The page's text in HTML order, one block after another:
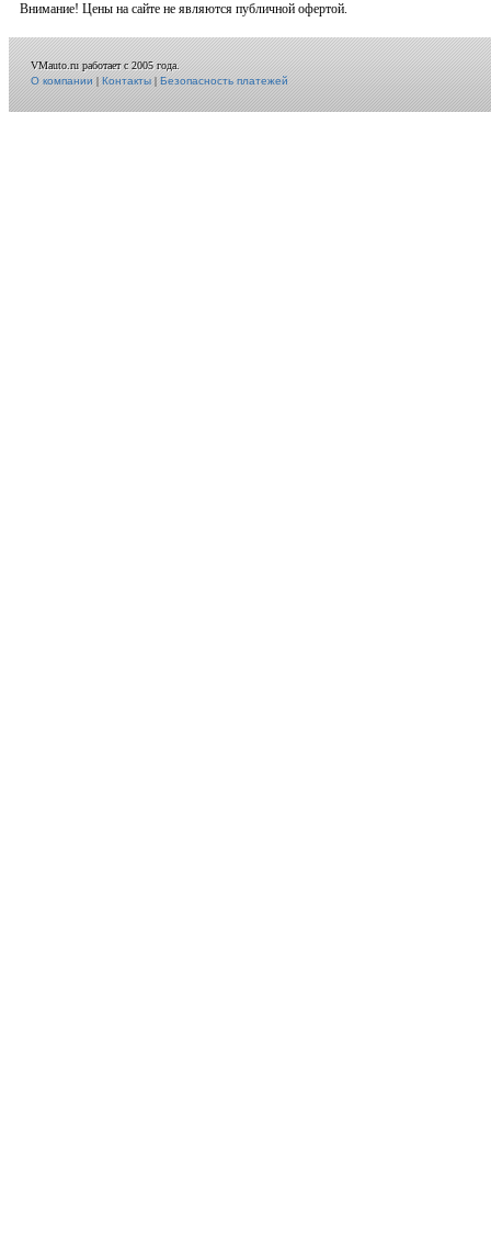
Внимание! Цены на сайте не являются публичной офертой.
VMauto.ru работает с 2005 года.
О компании|Контакты|Безопасность платежей